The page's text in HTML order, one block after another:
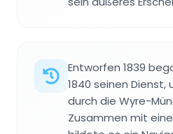
Entworfen 1839
1840 seinen Dienst,
durch die Wyre-
Zusammen mit